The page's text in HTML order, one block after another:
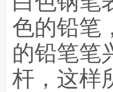
色的铅笔
的铅笔笔
杆，这样